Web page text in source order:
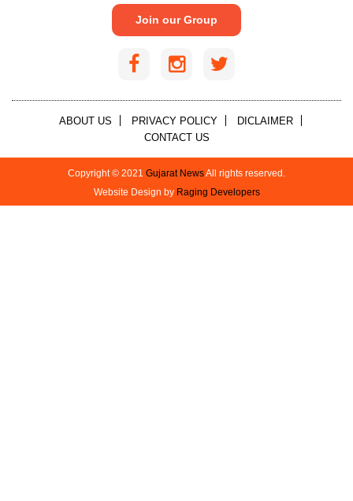
Join our Group
ABOUT US PRIVACY POLICY
DICLAIMER
CONTACT US
Copyright © 2021 Gujarat News All rights reserved.
Website Design by Raging Developers